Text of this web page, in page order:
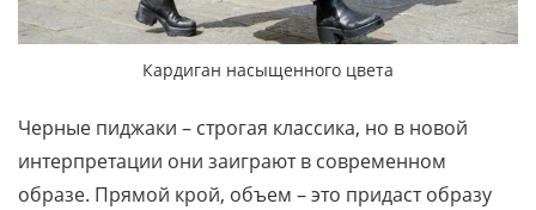
Кардиган насыщенного цвета
Черные пиджаки – строгая классика, но в новой
интерпретации они заиграют в современном
образе. Прямой крой, объем – это придаст образу